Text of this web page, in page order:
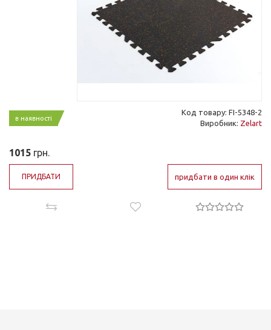
в наявності
Код товару: FI-5348-2
Виробник: Zelart
1015 грн.
ПРИДБАТИ придбати в один клік